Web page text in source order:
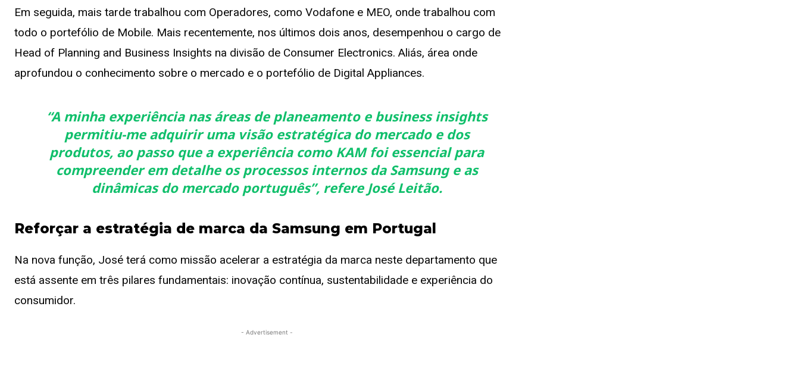
Em seguida, mais tarde trabalhou com Operadores, como Vodafone e MEO, onde trabalhou com
todo o portefólio de Mobile. Mais recentemente, nos últimos dois anos, desempenhou o cargo de
Head of Planning and Business Insights na divisão de Consumer Electronics. Aliás, área onde
aprofundou o conhecimento sobre o mercado e o portefólio de Digital Appliances.
“A minha experiência nas áreas de planeamento e business insights
permitiu-me adquirir uma visão estratégica do mercado e dos
produtos, ao passo que a experiência como KAM foi essencial para
compreender em detalhe os processos internos da Samsung e as
dinâmicas do mercado português”, refere José Leitão.
Reforçar a estratégia de marca da Samsung em Portugal
Na nova função, José terá como missão acelerar a estratégia da marca neste departamento que
está assente em três pilares fundamentais: inovação contínua, sustentabilidade e experiência do
consumidor.
- Advertisement -